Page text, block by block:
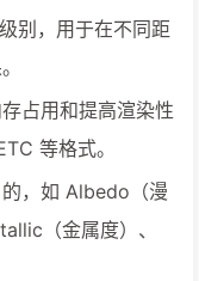
别，用于在不同距
占用和提高渲染性
等格式。
，如 Albedo（漫
（金属度）、